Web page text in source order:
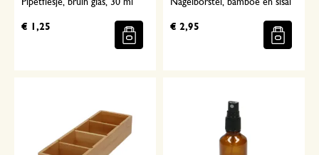
Pipetflesje, bruin glas, 30 ml
€ 1,25
Nagelborstel, bamboe en sisal
€ 2,95